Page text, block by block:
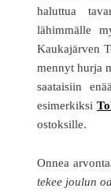
haluttua
lähimmälle
Kaukajärven
mennyt hurja
saataisiin
esimerkiksi
ostoksille.
Onnea
tekee joulun